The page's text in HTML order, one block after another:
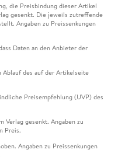
die Preisbindung dieser Artikel
gesenkt. Die jeweils zutreffende
Angaben zu Preissenkungen
Daten an den Anbieter der
Ablauf des auf der Artikelseite
Preisempfehlung (UVP) des
Verlag gesenkt. Angaben zu
Preis.
Angaben zu Preissenkungen